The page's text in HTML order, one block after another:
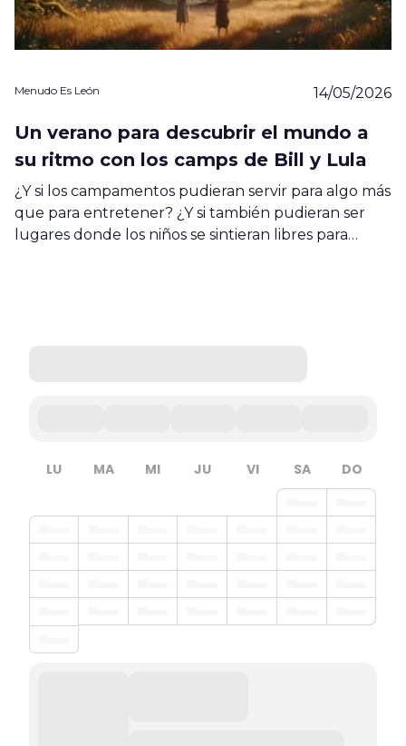
Menudo Es León 14/05/2026
Un verano para descubrir el mundo a
su ritmo con los camps de Bill y Lula
¿Y si los campamentos pudieran servir para algo más
que para entretener? ¿Y si también pudieran ser
lugares donde los niños se sintieran libres para…
LU MA MI JU VI SA DO